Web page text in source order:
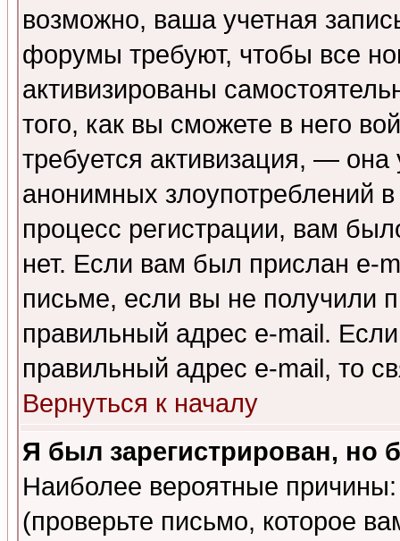
возможно, ваша учетная
форумы требуют, чтобы все
активизированы
того, как вы сможете в него
требуется активизация, —
анонимных злоупотреблений
процесс регистрации, вам
нет. Если вам был прислан e-
письме, если вы не получили
правильный адрес e-mail.
правильный адрес e-mail, то
Вернуться к началу
Я был зарегистрирован, но
Наиболее вероятные
(проверьте письмо, которое